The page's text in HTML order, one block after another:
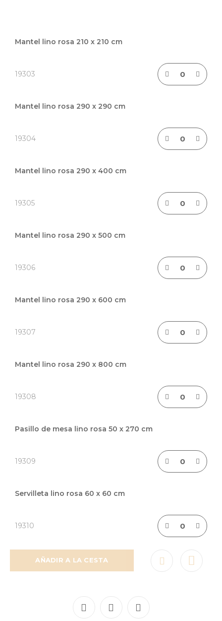
deMantel lino rosa 210 x 210 cm
19303
Mantel lino rosa 290 x 290 cm
19304
Mantel lino rosa 290 x 400 cm
19305
Mantel lino rosa 290 x 500 cm
19306
Mantel lino rosa 290 x 600 cm
19307
Mantel lino rosa 290 x 800 cm
19308
Pasillo de mesa lino rosa 50 x 270 cm
19309
Servilleta lino rosa 60 x 60 cm
19310
AÑADIR A LA CESTA